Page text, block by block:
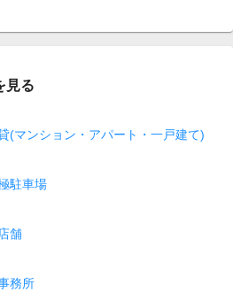
見る
(マンション・アパート・一戸建て)
駐車場
舗
務所